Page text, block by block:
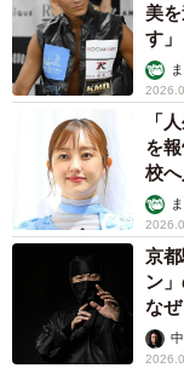
美
す」
「
を
校
京
ン
な
未熟